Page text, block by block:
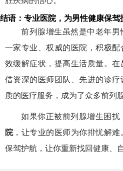
结语：专业医院，为男性健康保驾
前列腺增生虽然是中老年
一家专业、权威的医院，积极
效缓解症状，提高生活质量。在
借资深的医师团队、先进的诊
质的医疗服务，成为了众多前列
如果你正被前列腺增生困扰
院，让专业的医师为你排忧解
保驾护航，让你重新找回健康、